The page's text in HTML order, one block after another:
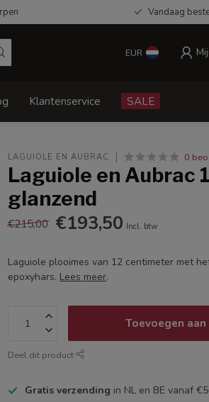
Vandaag
EUR
Klantenservice SALE
LAGUIOLE EN AUBRAC 0
Laguiole en Aubrac
glanzend
€215,00 €193,50 Incl. btw
Laguiole plooimes van 12 centimeter met
epoxyhars. Lees meer.
Toevoegen
Deel dit product
Gratis verzending in NL en BE vanaf